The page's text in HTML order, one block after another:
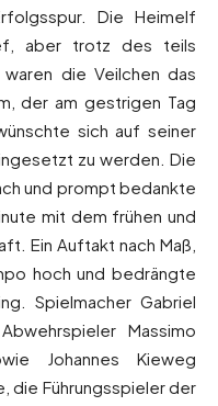
Die Heimelf
aber trotz des teils
die Veilchen das
der am gestrigen Tag
sich auf seiner
zu werden. Die
und prompt bedankte
mit dem frühen und
Ein Auftakt nach Maß,
hoch und bedrängte
Spielmacher Gabriel
Massimo
Johannes Kieweg
die Führungsspieler der